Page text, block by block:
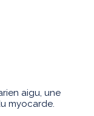
aigu, une
myocarde.